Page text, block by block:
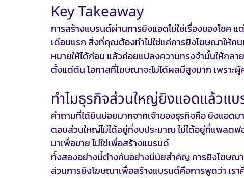
Key Takeaway
การสร้างแบรนด์ผ่านการยิงแอดไม่ใช่เรื่องของโชค
เดือนแรก สิ่งที่คุณต้องทำไม่ใช่แค่การยิงโฆษณาให้ค
หมายให้ได้ก่อน แล้วค่อยแปลงความทรงจำนั้นให้กล
ตั้งแต่ต้น โอกาสที่โฆษณาจะไม่ได้ผลมีสูงมาก เพราะ
ทำไมธุรกิจส่วนใหญ่ยิงแอดแล้วแบ
คำถามที่ได้ยินบ่อยมากจากเจ้าของธุรกิจคือ ยิงแอด
ตอบส่วนใหญ่ไม่ได้อยู่ที่งบประมาณ ไม่ได้อยู่ที่แพลต
มาเพื่อขาย ไม่ใช่เพื่อสร้างแบรนด์
ทั้งสองอย่างนี้ต่างกันอย่างมีนัยสำคัญ การยิงโฆษณ
ส่วนการยิงโฆษณาเพื่อสร้างแบรนด์คือการพูดว่า เรา